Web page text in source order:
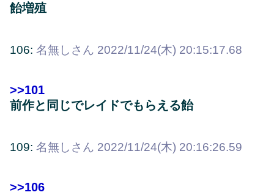
飴増殖
106: 名無しさん 2022/11/24(木) 20:15:17.68
>>101
前作と同じでレイドでもらえる飴
109: 名無しさん 2022/11/24(木) 20:16:26.59
>>106